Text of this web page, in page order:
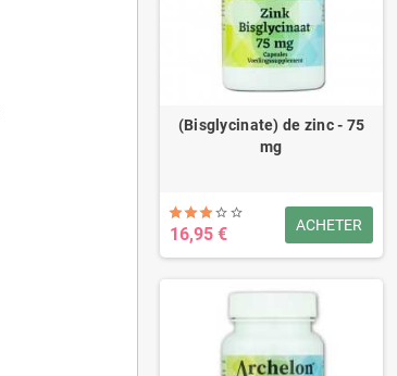
(Bisglycinate) de zinc - 75
mg
16,95 € ACHETER